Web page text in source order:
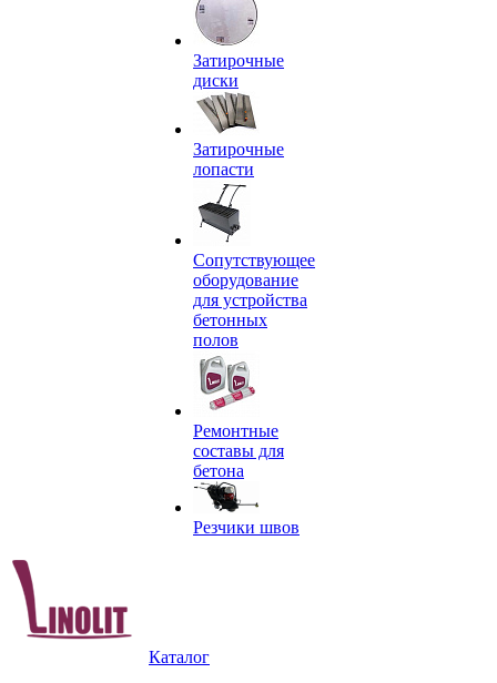
Затирочные
диски
Затирочные
лопасти
Сопутствующее
оборудование
для устройства
бетонных
полов
Ремонтные
составы для
бетона
Резчики швов
Каталог